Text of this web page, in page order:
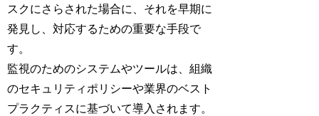
スクにさらされた場合に、それを早期に
発見し、対応するための重要な手段で
す。
監視のためのシステムやツールは、組織
のセキュリティポリシーや業界のベスト
プラクティスに基づいて導入されます。